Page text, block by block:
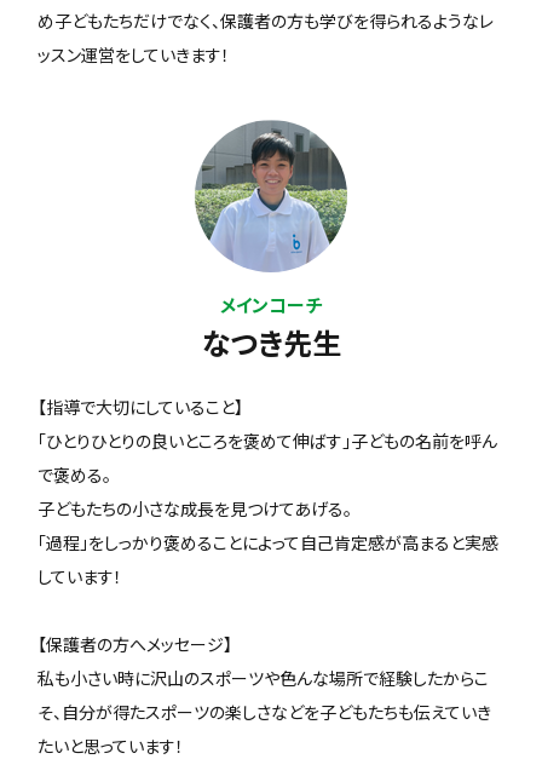
め子どもたちだけでなく、保護者の方も学びを得られるようなレ
ッスン運営をしていきます！
メインコーチ
なつき先生
【指導で大切にしていること】
「ひとりひとりの良いところを褒めて伸ばす」子どもの名前を呼ん
で褒める。
子どもたちの小さな成長を見つけてあげる。
「過程」をしっかり褒めることによって自己肯定感が高まると実感
しています！
【保護者の方へメッセージ】
私も小さい時に沢山のスポーツや色んな場所で経験したからこ
そ、自分が得たスポーツの楽しさなどを子どもたちも伝えていき
たいと思っています！